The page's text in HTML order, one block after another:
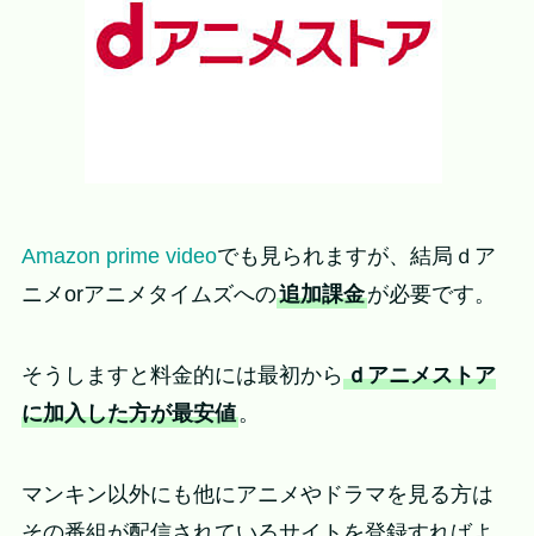
Amazon prime videoでも見られますが、結局ｄア
ニメorアニメタイムズへの追加課金が必要です。
そうしますと料金的には最初からｄアニメストア
に加入した方が最安値。
マンキン以外にも他にアニメやドラマを見る方は